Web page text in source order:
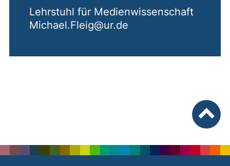
Lehrstuhl für Medienwissenschaft
Michael.Fleig@ur.de